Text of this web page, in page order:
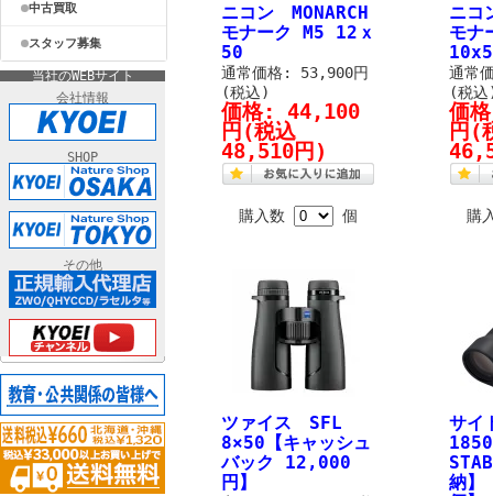
中古買取
スタッフ募集
当社のWEBサイト
会社情報
SHOP
その他
ニコン MONARCH
モナーク M5 12ｘ
50
通常価格: 53,900円
(税込)
価格: 44,100
円 (税込
48,510円)
購入数 個
ニコ
モナ
通常
(税
価
円 (
購
ツァイス SFL
8×50【キャッシュ
バック 12,000
円】
サ
納】